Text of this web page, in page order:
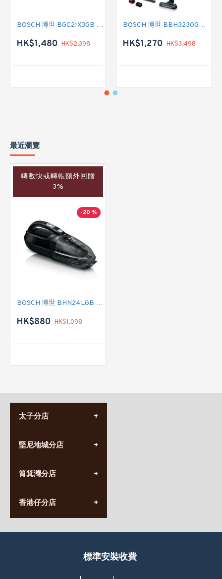
BOSCH 博世 BGC21X3GB 有線吸塵機
HK$1,480 HK$2,398
BOSCH 博世 BBH3230GB 無線吸塵機
HK$1,270 HK$3,498
最近瀏覽
轉數快或轉帳額外回贈
3%
-20 %
BOSCH 博世 BHN24LGB 手提無線吸塵機
HK$880 HK$1,098
太子分店
營業時間:
九龍太子太子道西141號
堅尼地城分店
營業時間:
香港堅尼地城卑路乍街
(堅尼地城地鐵站B出口)
筲箕灣分店
營業時間:
(10:00am-20:30pm)
香港仔分店
營業時間:
香港香港仔成都道20-28號
(黃竹坑地鐵站轉4M專線小巴)
標準安裝收費